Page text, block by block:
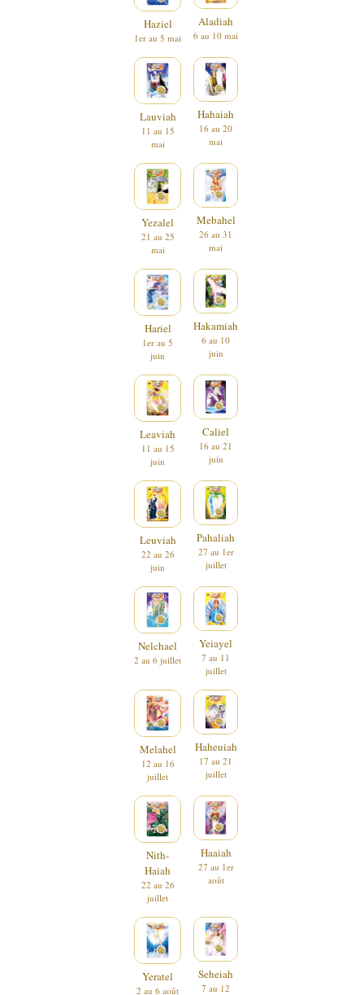
Haziel
1er au 5 mai
Aladiah
6 au 10 mai
Lauviah
11 au 15
mai
Hahaiah
16 au 20
mai
Yezalel
21 au 25
mai
Mebahel
26 au 31
mai
Hariel
1er au 5
juin
Hakamiah
6 au 10
juin
Leaviah
11 au 15
juin
Caliel
16 au 21
juin
Leuviah
22 au 26
juin
Pahaliah
27 au 1er
juillet
Nelchael
2 au 6 juillet
Yeiayel
7 au 11
juillet
Melahel
12 au 16
juillet
Haheuiah
17 au 21
juillet
Nith-
Haiah
22 au 26
juillet
Haaiah
27 au 1er
août
Yeratel
2 au 6 août
Seheiah
7 au 12